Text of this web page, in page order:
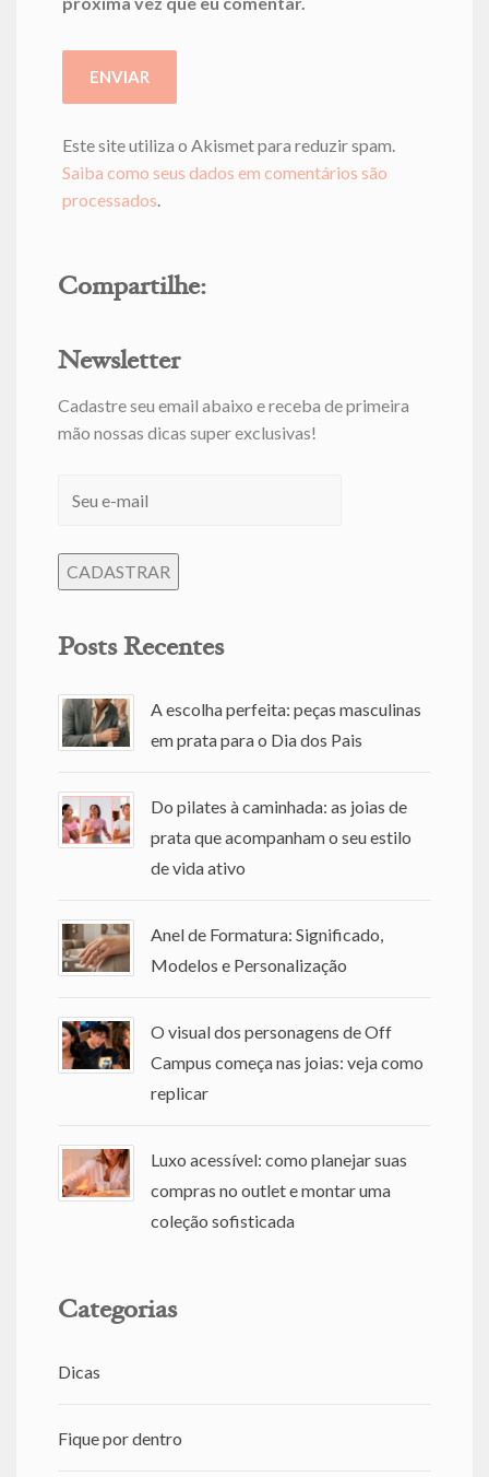
Este site utiliza o Akismet para reduzir spam.
Saiba como seus dados em comentários são
processados.
Compartilhe:
Newsletter
Cadastre seu email abaixo e receba de primeira
mão nossas dicas super exclusivas!
Posts Recentes
A escolha perfeita: peças masculinas
em prata para o Dia dos Pais
Do pilates à caminhada: as joias de
prata que acompanham o seu estilo
de vida ativo
Anel de Formatura: Significado,
Modelos e Personalização
O visual dos personagens de Off
Campus começa nas joias: veja como
replicar
Luxo acessível: como planejar suas
compras no outlet e montar uma
coleção sofisticada
Categorias
Dicas
Fique por dentro